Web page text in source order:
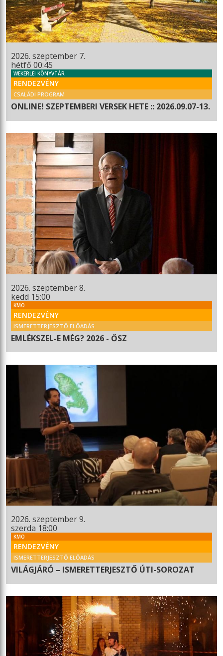
2026. szeptember 7.
hétfő 00:45
WEKERLEI KÖNYVTÁR
RENDEZVÉNY
CSALÁDI PROGRAM
ONLINE! SZEPTEMBERI VERSEK HETE :: 2026.09.07-13.
2026. szeptember 8.
kedd 15:00
KMO
RENDEZVÉNY
ISMERETTERJESZTŐ ELŐADÁS
EMLÉKSZEL-E MÉG? 2026 - ŐSZ
2026. szeptember 9.
szerda 18:00
KMO
RENDEZVÉNY
ISMERETTERJESZTŐ ELŐADÁS
VILÁGJÁRÓ – ISMERETTERJESZTŐ ÚTI-SOROZAT